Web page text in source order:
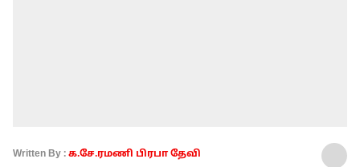
Written By : க.சே.ரமணி பிரபா தேவி